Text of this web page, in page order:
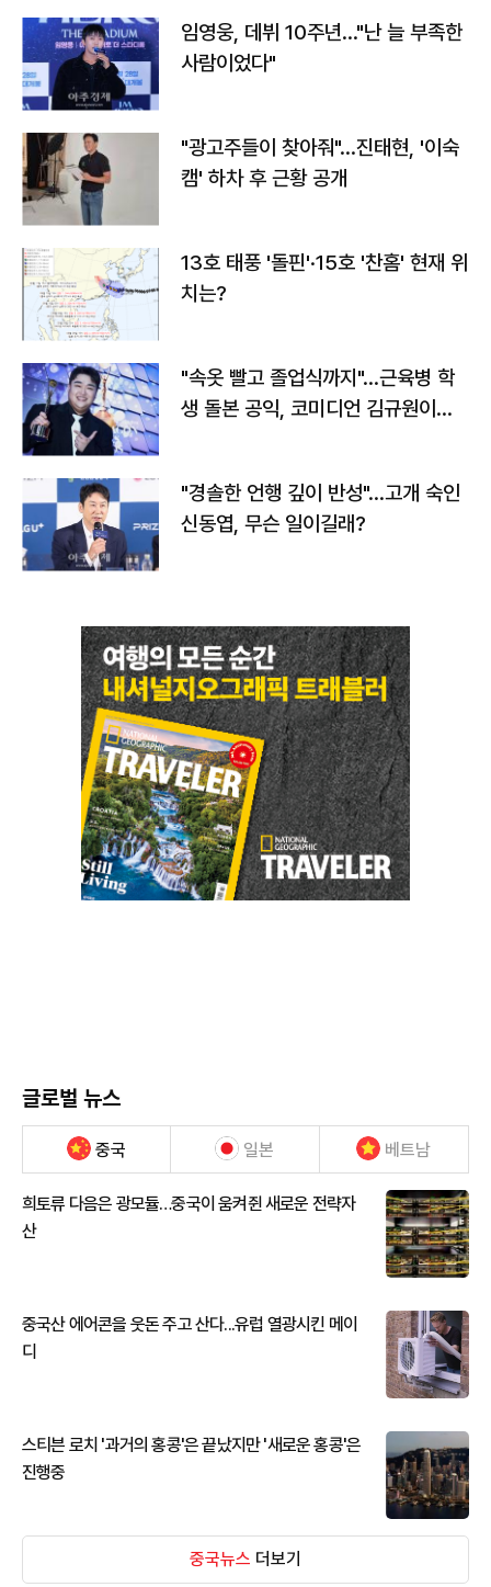
임영웅, 데뷔 10주년…"난 늘 부족한
사람이었다"
"광고주들이 찾아줘"…진태현, '이숙
캠' 하차 후 근황 공개
13호 태풍 '돌핀'·15호 '찬홈' 현재 위
치는?
"속옷 빨고 졸업식까지"…근육병 학
생 돌본 공익, 코미디언 김규원이었
"경솔한 언행 깊이 반성"…고개 숙인
신동엽, 무슨 일이길래?
글로벌 뉴스
중국 일본 베트남
희토류 다음은 광모듈…중국이 움켜쥔 새로운 전략자
산
중국산 에어콘을 웃돈 주고 산다...유럽 열광시킨 메이
디
스티븐 로치 '과거의 홍콩'은 끝났지만 '새로운 홍콩'은
진행중
중국뉴스 더보기